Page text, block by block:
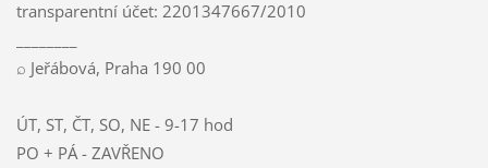
transparentní účet: 2201347667/2010
⌕ Jeřábová, Praha 190 00
ÚT, ST, ČT, SO, NE - 9-17 hod
PO + PÁ - ZAVŘENO